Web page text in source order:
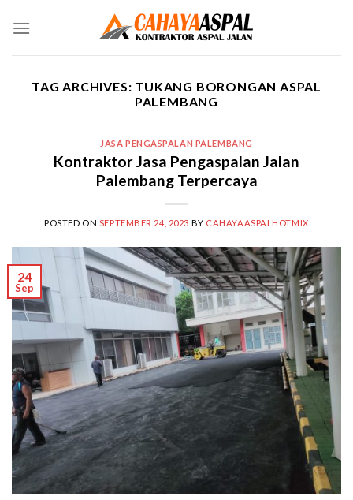
TAG ARCHIVES: TUKANG BORONGAN ASPAL
PALEMBANG
JASA PENGASPALAN PALEMBANG
Kontraktor Jasa Pengaspalan Jalan
Palembang Terpercaya
POSTED ON SEPTEMBER 24, 2023 BY CAHAYAASPALHOTMIX
24
Sep